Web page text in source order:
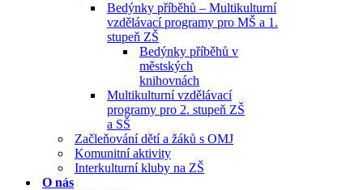
Bedýnky příběhů – Multikulturní
vzdělávací programy pro MŠ a 1.
stupeň ZŠ
Bedýnky příběhů v
městských
knihovnách
Multikulturní vzdělávací
programy pro 2. stupeň ZŠ
a SŠ
Začleňování dětí a žáků s OMJ
Komunitní aktivity
Interkulturní kluby na ZŠ
O nás